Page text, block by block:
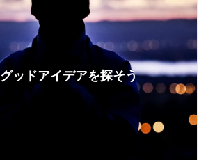
グッドアイデアを探そう